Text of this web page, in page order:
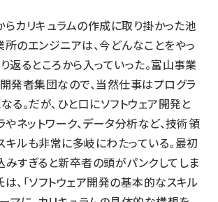
らカリキュラムの作成に取り掛かった池
のエンジニアは、今どんなことをやっ
返るところから入っていった。富山事業
発者集団なので、当然仕事はプログラ
る。だが、ひと口にソフトウェア開発と
やネットワーク、データ分析など、技術領
ルも非常に多岐にわたっている。最初
みすぎると新卒者の頭がパンクしてしま
、「ソフトウェア開発の基本的なスキル